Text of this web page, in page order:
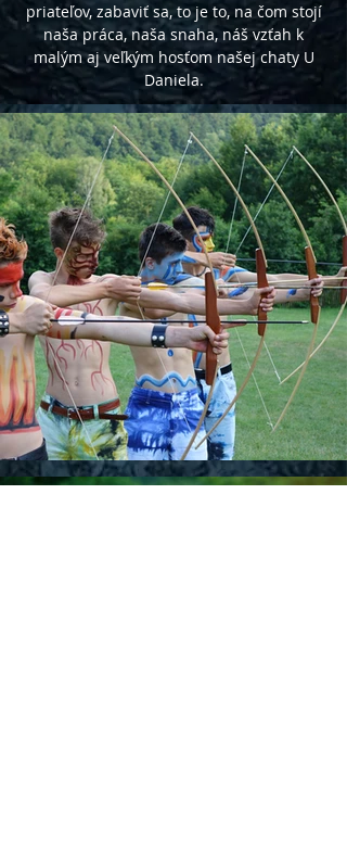
priateľov, zabaviť sa, to je to, na čom stojí
naša práca, naša snaha, náš vzťah k
malým aj veľkým hosťom našej chaty U
Daniela.